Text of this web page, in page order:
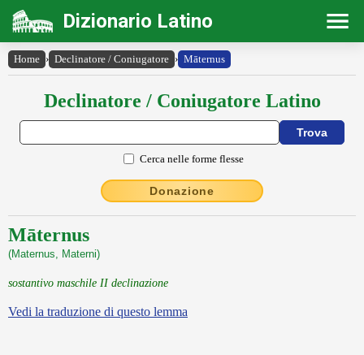
Dizionario Latino
Home › Declinatore / Coniugatore › Māternus
Declinatore / Coniugatore Latino
Cerca nelle forme flesse
Donazione
Māternus
(Maternus, Materni)
sostantivo maschile II declinazione
Vedi la traduzione di questo lemma